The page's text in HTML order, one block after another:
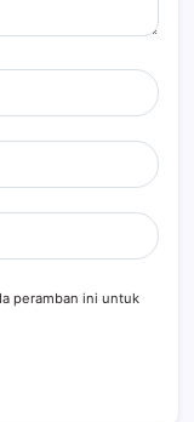
peramban ini untuk